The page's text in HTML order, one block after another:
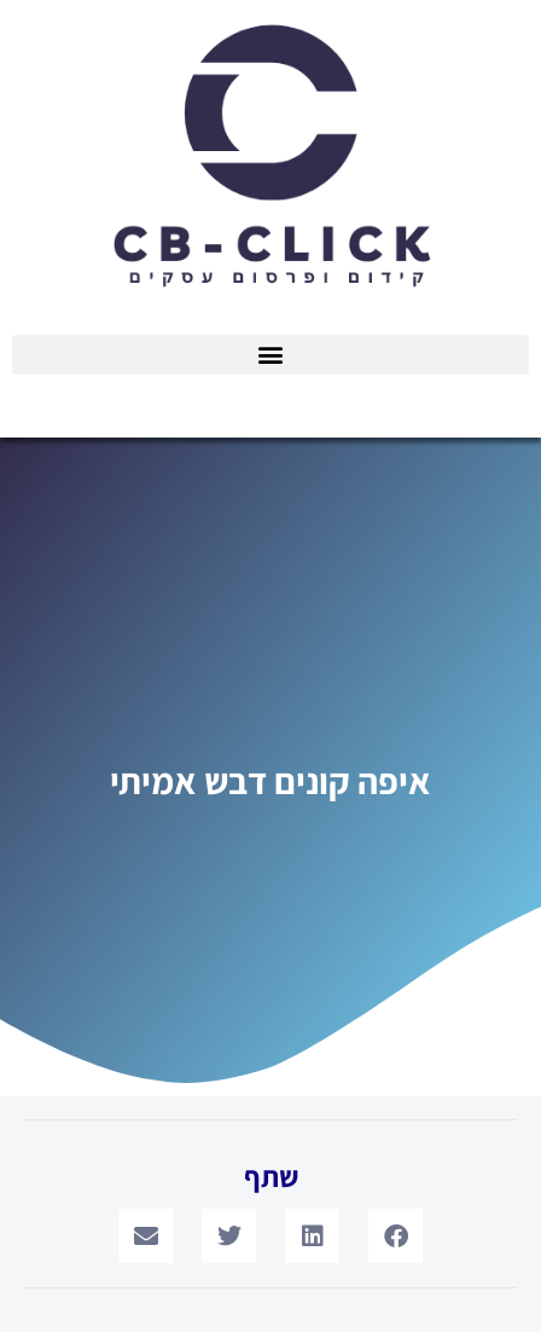
איפה קונים דבש אמיתי
שתף